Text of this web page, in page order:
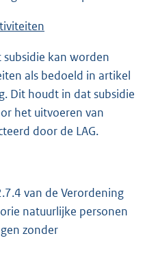
kan worden
als bedoeld in artikel
Dit houdt in dat subsidie
het uitvoeren van
door de LAG.
van de Verordening
natuurlijke personen
zonder